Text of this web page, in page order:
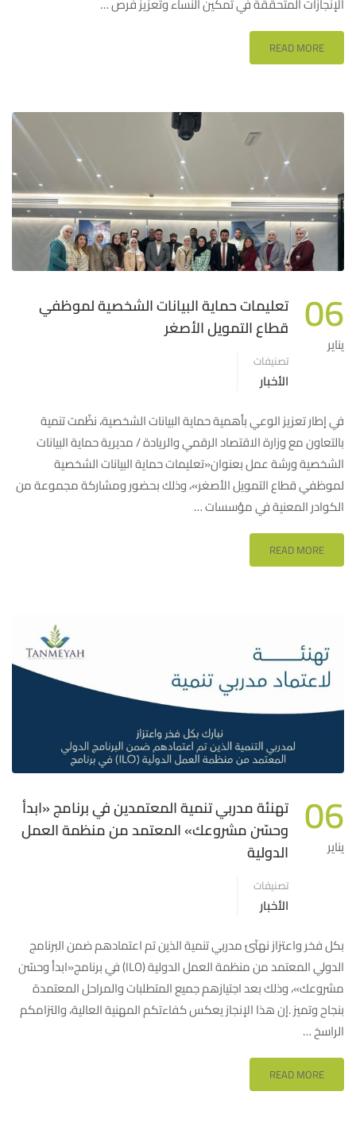
READ MORE
06
يناير
تعليمات حماية البيانات الشخصية لموظفي
قطاع التمويل الأصغر
تصنيفات
الأخبار
في إطار تعزيز الوعي بأهمية حماية البيانات الشخصية، نظّمت تنمية
بالتعاون مع وزارة الاقتصاد الرقمي والريادة / مديرية حماية البيانات
الشخصية ورشة عمل بعنوان«تعليمات حماية البيانات الشخصية
لموظفي قطاع التمويل الأصغر»، وذلك بحضور ومشاركة مجموعة من
الكوادر المعنية في مؤسسات …
READ MORE
06
يناير
تهنئة مدربي تنمية المعتمدين في برنامج «ابدأ
وحسّن مشروعك» المعتمد من منظمة العمل
الدولية
تصنيفات
الأخبار
بكل فخر واعتزاز نهنّئ مدربي تنمية الذين تم اعتمادهم ضمن البرنامج
الدولي المعتمد من منظمة العمل الدولية (ILO) في برنامج«ابدأ وحسّن
مشروعك»، وذلك بعد اجتيازهم جميع المتطلبات والمراحل المعتمدة
بنجاح وتميز .إن هذا الإنجاز يعكس كفاءتكم المهنية العالية، والتزامكم
الراسخ …
READ MORE